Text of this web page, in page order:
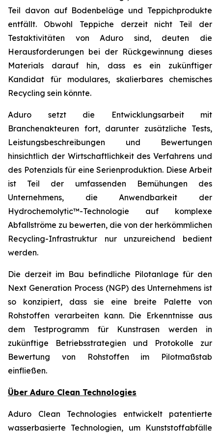
Teil davon auf Bodenbeläge und Teppichprodukte
entfällt. Obwohl Teppiche derzeit nicht Teil der
Testaktivitäten von Aduro sind, deuten die
Herausforderungen bei der Rückgewinnung dieses
Materials darauf hin, dass es ein zukünftiger
Kandidat für modulares, skalierbares chemisches
Recycling sein könnte.
Aduro setzt die Entwicklungsarbeit mit
Branchenakteuren fort, darunter zusätzliche Tests,
Leistungsbeschreibungen und Bewertungen
hinsichtlich der Wirtschaftlichkeit des Verfahrens und
des Potenzials für eine Serienproduktion. Diese Arbeit
ist Teil der umfassenden Bemühungen des
Unternehmens, die Anwendbarkeit der
Hydrochemolytic™-Technologie auf komplexe
Abfallströme zu bewerten, die von der herkömmlichen
Recycling-Infrastruktur nur unzureichend bedient
werden.
Die derzeit im Bau befindliche Pilotanlage für den
Next Generation Process (NGP) des Unternehmens ist
so konzipiert, dass sie eine breite Palette von
Rohstoffen verarbeiten kann. Die Erkenntnisse aus
dem Testprogramm für Kunstrasen werden in
zukünftige Betriebsstrategien und Protokolle zur
Bewertung von Rohstoffen im Pilotmaßstab
einfließen.
Über Aduro Clean Technologies
Aduro Clean Technologies entwickelt patentierte
wasserbasierte Technologien, um Kunststoffabfälle